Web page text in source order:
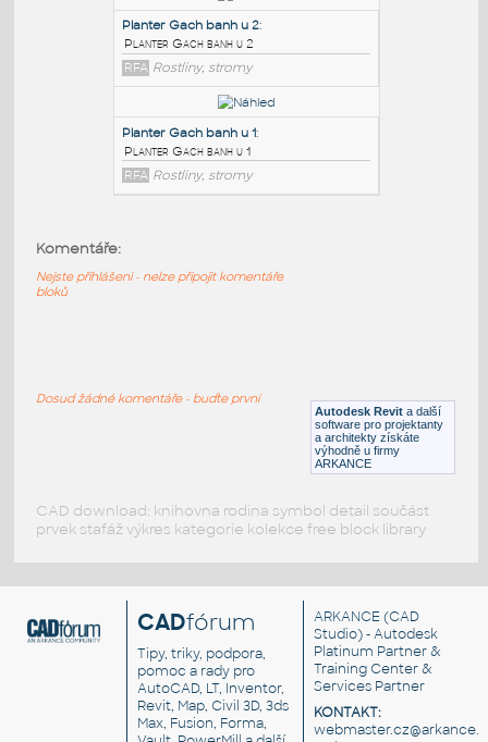
Planter GACH KIENG K1
RFA Rostliny, stromy
Planter Gach banh u 3:
Planter Gach banh u 3
RFA Rostliny, stromy
Planter Gach banh u 1
Autodesk Revit a další
software pro projektanty
a architekty získáte
výhodně u firmy
ARKANCE
Komentáře:
Nejste přihlášeni - nelze připojit komentáře
bloků
Dosud žádné komentáře - buďte první
CAD download: knihovna rodina symbol detail součást
prvek stafáž výkres kategorie kolekce free block library
CADfórum
Tipy, triky, podpora,
pomoc a rady pro
AutoCAD, LT, Inventor,
Revit, Map, Civil 3D, 3ds
Max, Fusion, Forma,
ARKANCE (CAD
Studio) - Autodesk
Platinum Partner &
Training Center &
Services Partner
KONTAKT: